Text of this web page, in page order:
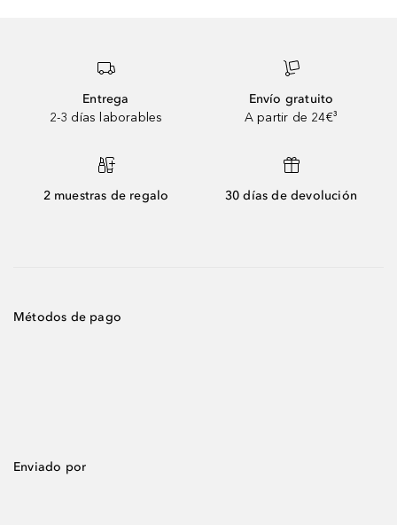
Entrega
2-3 días laborables
Envío gratuito
A partir de 24€³
2 muestras de regalo 30 días de devolución
Métodos de pago
Enviado por